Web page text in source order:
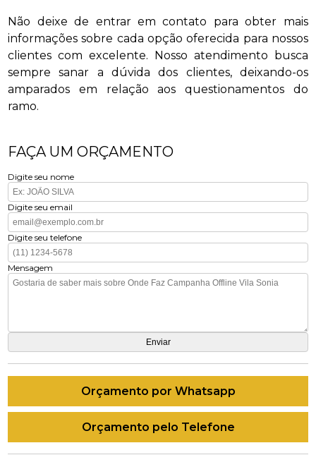
Não deixe de entrar em contato para obter mais
informações sobre cada opção oferecida para nossos
clientes com excelente. Nosso atendimento busca
sempre sanar a dúvida dos clientes, deixando-os
amparados em relação aos questionamentos do
ramo.
FAÇA UM ORÇAMENTO
Digite seu nome
Digite seu email
Digite seu telefone
Mensagem
Orçamento por Whatsapp
Orçamento pelo Telefone